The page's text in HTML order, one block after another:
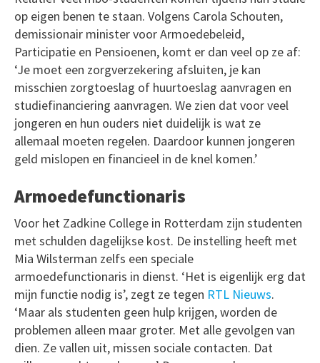
op eigen benen te staan. Volgens Carola Schouten,
demissionair minister voor Armoedebeleid,
Participatie en Pensioenen, komt er dan veel op ze af:
‘Je moet een zorgverzekering afsluiten, je kan
misschien zorgtoeslag of huurtoeslag aanvragen en
studiefinanciering aanvragen. We zien dat voor veel
jongeren en hun ouders niet duidelijk is wat ze
allemaal moeten regelen. Daardoor kunnen jongeren
geld mislopen en financieel in de knel komen.’
Armoedefunctionaris
Voor het Zadkine College in Rotterdam zijn studenten
met schulden dagelijkse kost. De instelling heeft met
Mia Wilsterman zelfs een speciale
armoedefunctionaris in dienst. ‘Het is eigenlijk erg dat
mijn functie nodig is’, zegt ze tegen RTL Nieuws.
‘Maar als studenten geen hulp krijgen, worden de
problemen alleen maar groter. Met alle gevolgen van
dien. Ze vallen uit, missen sociale contacten. Dat